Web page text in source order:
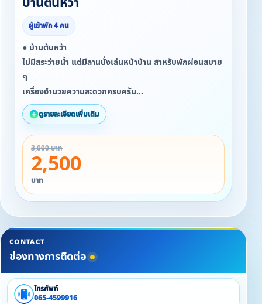
ผู้เข้าพัก 4 คน
● บ้านต้นหว้า
ไม่มีสระว่ายน้ำ แต่มีลานนั่งเล่นหน้าบ้าน สำหรับพักผ่อนสบาย
ๆ
เครื่องอำนวยความสะดวกครบครัน
• พักได้ 4 ท่าน ราคาเพียง 2,500 บาท/คืน
• เสริม 1 ท่าน +500 บาท
ดูรายละเอียดเพิ่มเติม
3,000 บาท
2,500
บาท
CONTACT
ช่องทางการติดต่อ
โทรศัพท์
065-4599916